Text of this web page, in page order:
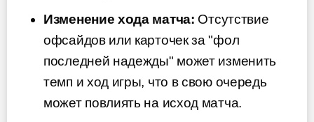
Изменение хода матча: Отсутствие
офсайдов или карточек за "фол
последней надежды" может изменить
темп и ход игры, что в свою очередь
может повлиять на исход матча.